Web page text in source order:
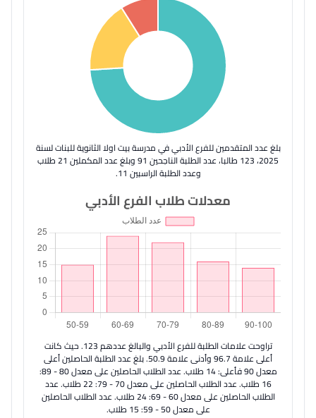
بلغ عدد المتقدمين للفرع الأدبي في مدرسة بيت اولا الثانوية للبنات لسنة
2025، 123 طالبا، عدد الطلبة الناجحين 91 وبلغ عدد المكملين 21 طلاب
وعدد الطلبة الراسبين 11.
معدلات طلاب الفرع الأدبي
تراوحت علامات الطلبة للفرع الأدبي والبالغ عددهم 123. حيث كانت
أعلى علامة 96.7 وأدنى علامة 50.9. بلغ عدد الطلبة الحاصلين أعلى
معدل 90 فأعلى: 14 طلاب. عدد الطلاب الحاصلين على معدل 80 - 89:
16 طلاب. عدد الطلاب الحاصلين على معدل 70 - 79: 22 طلاب. عدد
الطلاب الحاصلين على معدل 60 - 69: 24 طلاب. عدد الطلاب الحاصلين
على معدل 50 - 59: 15 طلاب.